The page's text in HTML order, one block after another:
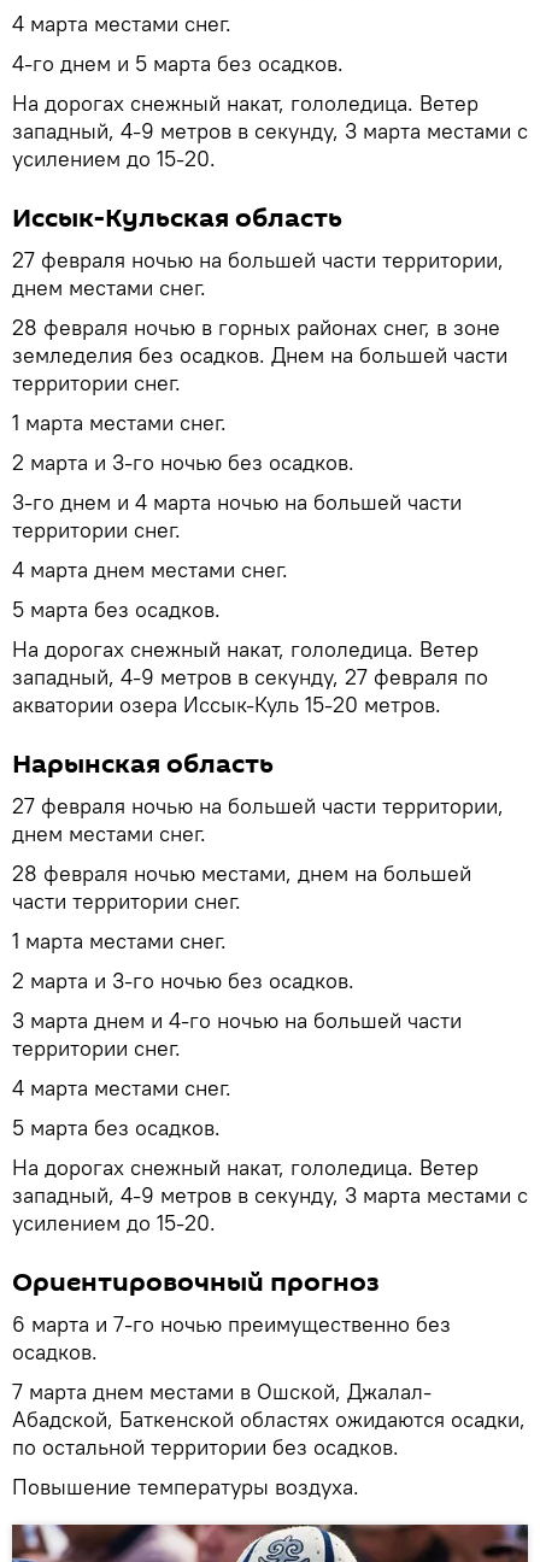
4 марта местами снег.
4-го днем и 5 марта без осадков.
На дорогах снежный накат, гололедица. Ветер
западный, 4-9 метров в секунду, 3 марта местами с
усилением до 15-20.
Иссык-Кульская область
27 февраля ночью на большей части территории,
днем местами снег.
28 февраля ночью в горных районах снег, в зоне
земледелия без осадков. Днем на большей части
территории снег.
1 марта местами снег.
2 марта и 3-го ночью без осадков.
3-го днем и 4 марта ночью на большей части
территории снег.
4 марта днем местами снег.
5 марта без осадков.
На дорогах снежный накат, гололедица. Ветер
западный, 4-9 метров в секунду, 27 февраля по
акватории озера Иссык-Куль 15-20 метров.
Нарынская область
27 февраля ночью на большей части территории,
днем местами снег.
28 февраля ночью местами, днем на большей
части территории снег.
1 марта местами снег.
2 марта и 3-го ночью без осадков.
3 марта днем и 4-го ночью на большей части
территории снег.
4 марта местами снег.
5 марта без осадков.
На дорогах снежный накат, гололедица. Ветер
западный, 4-9 метров в секунду, 3 марта местами с
усилением до 15-20.
Ориентировочный прогноз
6 марта и 7-го ночью преимущественно без
осадков.
7 марта днем местами в Ошской, Джалал-
Абадской, Баткенской областях ожидаются осадки,
по остальной территории без осадков.
Повышение температуры воздуха.